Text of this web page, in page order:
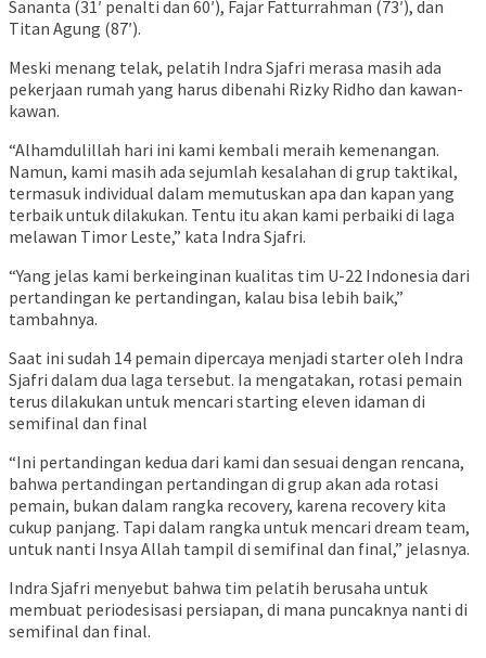
Sananta (31′ penalti dan 60′), Fajar Fatturrahman (73′), dan
Titan Agung (87′).
Meski menang telak, pelatih Indra Sjafri merasa masih ada
pekerjaan rumah yang harus dibenahi Rizky Ridho dan kawan-
kawan.
“Alhamdulillah hari ini kami kembali meraih kemenangan.
Namun, kami masih ada sejumlah kesalahan di grup taktikal,
termasuk individual dalam memutuskan apa dan kapan yang
terbaik untuk dilakukan. Tentu itu akan kami perbaiki di laga
melawan Timor Leste,” kata Indra Sjafri.
“Yang jelas kami berkeinginan kualitas tim U-22 Indonesia dari
pertandingan ke pertandingan, kalau bisa lebih baik,”
tambahnya.
Saat ini sudah 14 pemain dipercaya menjadi starter oleh Indra
Sjafri dalam dua laga tersebut. Ia mengatakan, rotasi pemain
terus dilakukan untuk mencari starting eleven idaman di
semifinal dan final
“Ini pertandingan kedua dari kami dan sesuai dengan rencana,
bahwa pertandingan pertandingan di grup akan ada rotasi
pemain, bukan dalam rangka recovery, karena recovery kita
cukup panjang. Tapi dalam rangka untuk mencari dream team,
untuk nanti Insya Allah tampil di semifinal dan final,” jelasnya.
Indra Sjafri menyebut bahwa tim pelatih berusaha untuk
membuat periodesisasi persiapan, di mana puncaknya nanti di
semifinal dan final.